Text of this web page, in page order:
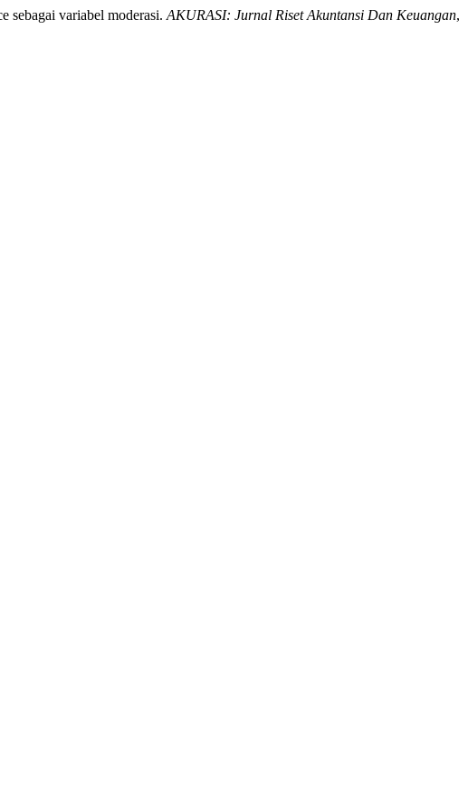
sebagai variabel moderasi. AKURASI: Jurnal Riset Akuntansi Dan Keuangan,